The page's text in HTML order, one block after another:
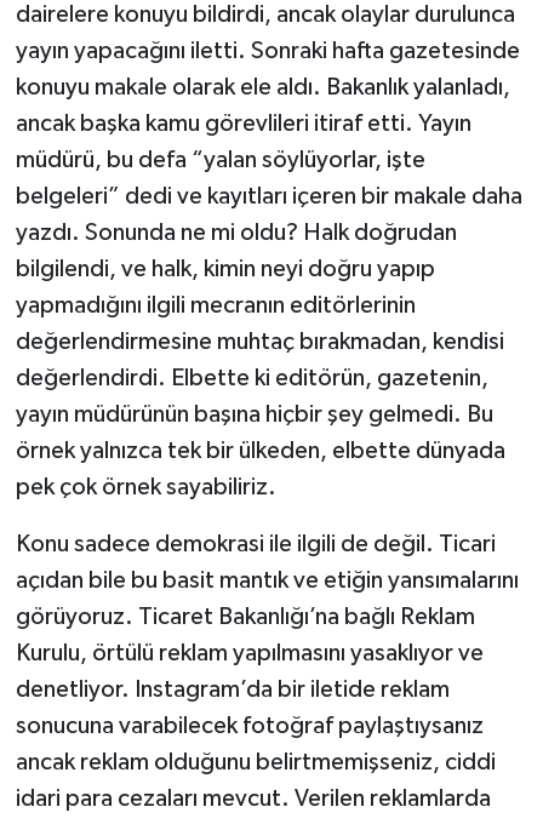
dairelere konuyu bildirdi, ancak olaylar durulunca
yayın yapacağını iletti. Sonraki hafta gazetesinde
konuyu makale olarak ele aldı. Bakanlık yalanladı,
ancak başka kamu görevlileri itiraf etti. Yayın
müdürü, bu defa “yalan söylüyorlar, işte
belgeleri” dedi ve kayıtları içeren bir makale daha
yazdı. Sonunda ne mi oldu? Halk doğrudan
bilgilendi, ve halk, kimin neyi doğru yapıp
yapmadığını ilgili mecranın editörlerinin
değerlendirmesine muhtaç bırakmadan, kendisi
değerlendirdi. Elbette ki editörün, gazetenin,
yayın müdürünün başına hiçbir şey gelmedi. Bu
örnek yalnızca tek bir ülkeden, elbette dünyada
pek çok örnek sayabiliriz.
Konu sadece demokrasi ile ilgili de değil. Ticari
açıdan bile bu basit mantık ve etiğin yansımalarını
görüyoruz. Ticaret Bakanlığı’na bağlı Reklam
Kurulu, örtülü reklam yapılmasını yasaklıyor ve
denetliyor. Instagram’da bir iletide reklam
sonucuna varabilecek fotoğraf paylaştıysanız
ancak reklam olduğunu belirtmemişseniz, ciddi
idari para cezaları mevcut. Verilen reklamlarda